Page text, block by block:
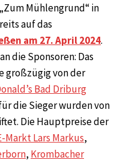
Mühlengrund“ in
auf das
am 27. April 2024.
die Sponsoren: Das
großzügig von der
Bad Driburg
die Sieger wurden von
Die Hauptpreise der
Markt Lars Markus,
, Krombacher